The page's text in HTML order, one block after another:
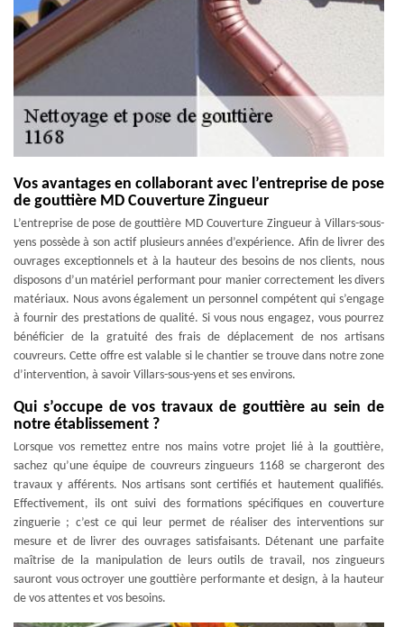
Vos avantages en collaborant avec l’entreprise de pose
de gouttière MD Couverture Zingueur
L’entreprise de pose de gouttière MD Couverture Zingueur à Villars-sous-
yens possède à son actif plusieurs années d’expérience. Afin de livrer des
ouvrages exceptionnels et à la hauteur des besoins de nos clients, nous
disposons d’un matériel performant pour manier correctement les divers
matériaux. Nous avons également un personnel compétent qui s’engage
à fournir des prestations de qualité. Si vous nous engagez, vous pourrez
bénéficier de la gratuité des frais de déplacement de nos artisans
couvreurs. Cette offre est valable si le chantier se trouve dans notre zone
d’intervention, à savoir Villars-sous-yens et ses environs.
Qui s’occupe de vos travaux de gouttière au sein de
notre établissement ?
Lorsque vos remettez entre nos mains votre projet lié à la gouttière,
sachez qu’une équipe de couvreurs zingueurs 1168 se chargeront des
travaux y afférents. Nos artisans sont certifiés et hautement qualifiés.
Effectivement, ils ont suivi des formations spécifiques en couverture
zinguerie ; c’est ce qui leur permet de réaliser des interventions sur
mesure et de livrer des ouvrages satisfaisants. Détenant une parfaite
maîtrise de la manipulation de leurs outils de travail, nos zingueurs
sauront vous octroyer une gouttière performante et design, à la hauteur
de vos attentes et vos besoins.